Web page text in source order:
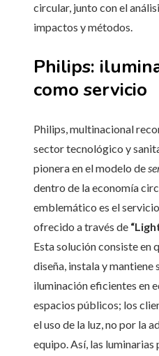
circular, junto con el
impactos y métodos.
Philips:
como servicio
Philips, multinacional
sector tecnológico y
pionera en el modelo de
dentro de la economía
emblemático es el
ofrecido a través de
Esta solución consiste en
diseña, instala y mantiene
iluminación eficientes en
espacios públicos; los
el uso de la luz, no por la
equipo. Así, las luminarias